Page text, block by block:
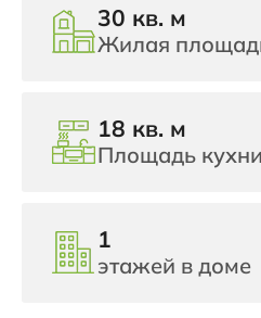
30 кв. м
Жилая
18 кв. м
Площадь кухни
1
этажей в доме